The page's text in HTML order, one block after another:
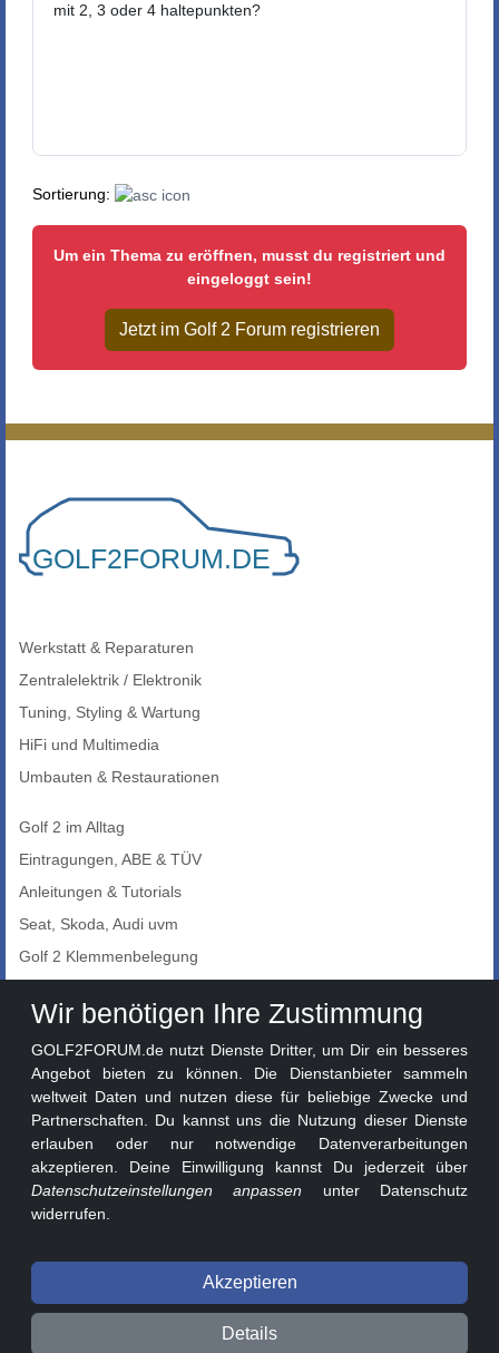
mit 2, 3 oder 4 haltepunkten?
Sortierung:
Um ein Thema zu eröffnen, musst du registriert und
eingeloggt sein!
Jetzt im Golf 2 Forum registrieren
Werkstatt & Reparaturen
Zentralelektrik / Elektronik
Tuning, Styling & Wartung
HiFi und Multimedia
Umbauten & Restaurationen
Golf 2 im Alltag
Eintragungen, ABE & TÜV
Anleitungen & Tutorials
Seat, Skoda, Audi uvm
Golf 2 Klemmenbelegung
Auto-Showroom
Golf 2 Lackcodes
Sonderversionen
Sonstige Marken
© 2026 GOLF2FORUM - Volkswagen Golf II Forum seit 2010 ❤️
Wir benötigen Ihre Zustimmung
GOLF2FORUM.de nutzt Dienste Dritter, um Dir ein besseres
Angebot bieten zu können. Die Dienstanbieter sammeln
weltweit Daten und nutzen diese für beliebige Zwecke und
Partnerschaften. Du kannst uns die Nutzung dieser Dienste
erlauben oder nur notwendige Datenverarbeitungen
akzeptieren. Deine Einwilligung kannst Du jederzeit über
Datenschutzeinstellungen anpassen unter Datenschutz
widerrufen.
Akzeptieren
Details